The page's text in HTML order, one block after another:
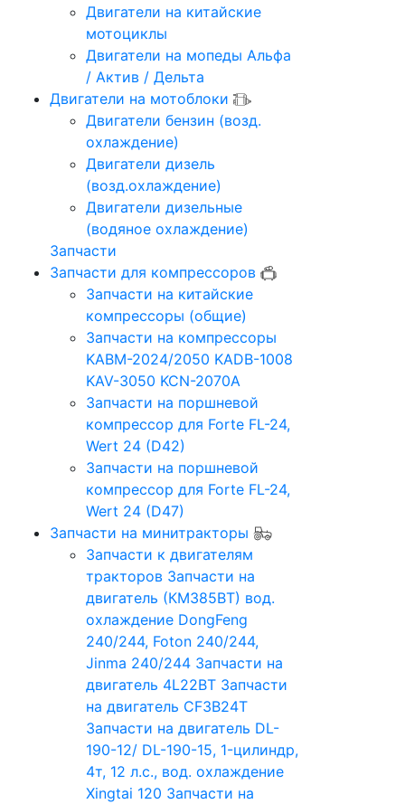
Двигатели на китайские
мотоциклы
Двигатели на мопеды Альфа
/ Актив / Дельта
Двигатели на мотоблоки
Двигатели бензин (возд.
охлаждение)
Двигатели дизель
(возд.охлаждение)
Двигатели дизельные
(водяное охлаждение)
Запчасти
Запчасти для компрессоров
Запчасти на китайские
компрессоры (общие)
Запчасти на компрессоры
KABM-2024/2050 KADB-1008
KAV-3050 KCN-2070A
Запчасти на поршневой
компрессор для Forte FL-24,
Wert 24 (D42)
Запчасти на поршневой
компрессор для Forte FL-24,
Wert 24 (D47)
Запчасти на минитракторы
Запчасти к двигателям
тракторов Запчасти на
двигатель (КМ385ВТ) вод.
охлаждение DongFeng
240/244, Foton 240/244,
Jinma 240/244 Запчасти на
двигатель 4L22BT Запчасти
на двигатель CF3B24T
Запчасти на двигатель DL-
190-12/ DL-190-15, 1-цилиндр,
4т, 12 л.с., вод. охлаждение
Xingtai 120 Запчасти на